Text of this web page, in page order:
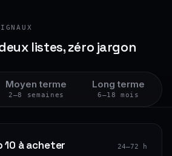
listes, zéro jargon
Moyen terme
2–8 semaines
Long terme
6–18 mois
10 à acheter 24–72 h